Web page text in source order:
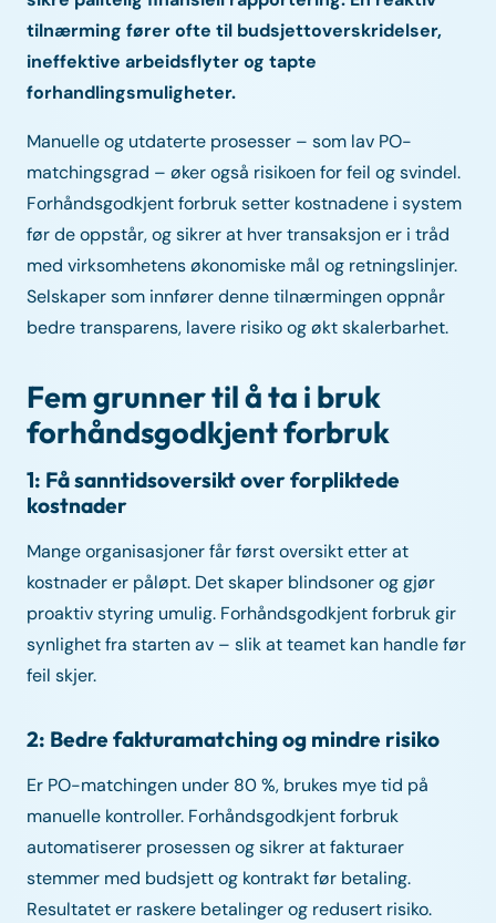
tilnærming fører ofte til budsjettoverskridelser,
ineffektive arbeidsflyter og tapte
forhandlingsmuligheter.
Manuelle og utdaterte prosesser – som lav PO-
matchingsgrad – øker også risikoen for feil og svindel.
Forhåndsgodkjent forbruk setter kostnadene i system
før de oppstår, og sikrer at hver transaksjon er i tråd
med virksomhetens økonomiske mål og retningslinjer.
Selskaper som innfører denne tilnærmingen oppnår
bedre transparens, lavere risiko og økt skalerbarhet.
Fem grunner til å ta i bruk
forhåndsgodkjent forbruk
1: Få sanntidsoversikt over forpliktede
kostnader
Mange organisasjoner får først oversikt etter at
kostnader er påløpt. Det skaper blindsoner og gjør
proaktiv styring umulig. Forhåndsgodkjent forbruk gir
synlighet fra starten av – slik at teamet kan handle før
feil skjer.
2: Bedre fakturamatching og mindre risiko
Er PO-matchingen under 80 %, brukes mye tid på
manuelle kontroller. Forhåndsgodkjent forbruk
automatiserer prosessen og sikrer at fakturaer
stemmer med budsjett og kontrakt før betaling.
Resultatet er raskere betalinger og redusert risiko.